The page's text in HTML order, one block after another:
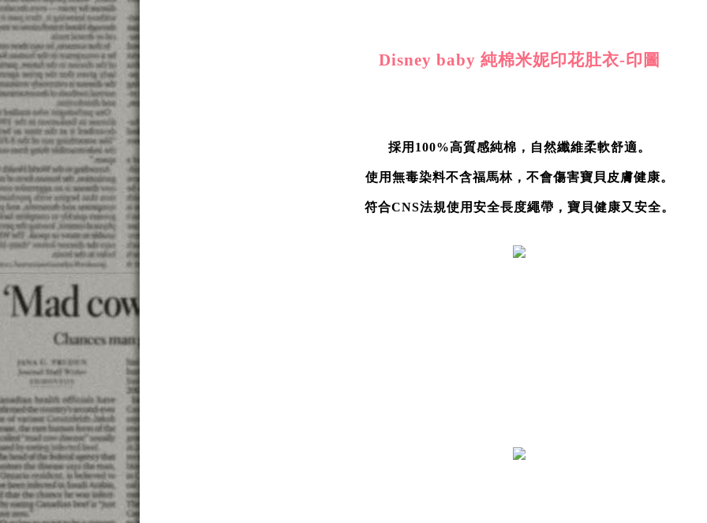
Disney baby 純棉米妮印花肚衣-印圖
採用100%高質感純棉，自然纖維柔軟舒適。
使用無毒染料不含福馬林，不會傷害寶貝皮膚健康。
符合CNS法規使用安全長度繩帶，寶貝健康又安全。